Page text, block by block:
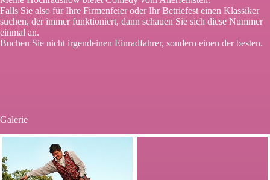
Falls Sie also für Ihre Firmenfeier oder Ihr Betriefest einen Klassiker
suchen, der immer funktioniert, dann schauen Sie sich diese Nummer
einmal an.
Buchen Sie nicht irgendeinen Einradfahrer, sondern einen der besten.
Galerie